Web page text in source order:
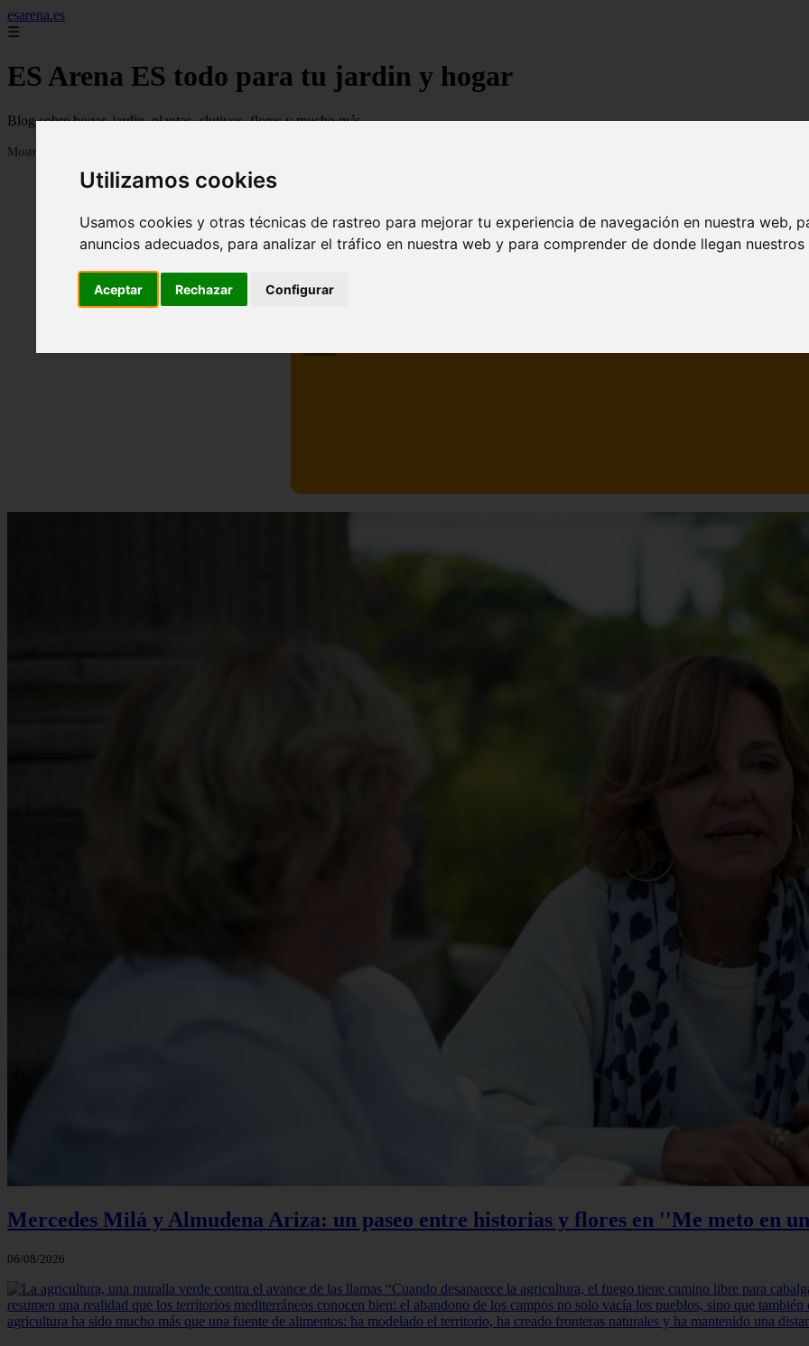
Utilizamos cookies
Usamos cookies y otras técnicas de rastreo para mejorar tu experiencia de navegación en nuestra web,
anuncios adecuados, para analizar el tráfico en nuestra web y para comprender de donde llegan
Aceptar Rechazar Configurar
esarena.es
☰
ES Arena ES todo para tu jardin y hogar
Blog sobre hogar, jardin, plantas, clutivos, flores y mucho más...
Mostrando 1 - 24 de 2121 artículos
Mercedes Milá y Almudena Ariza: un paseo entre historias y flores en ''Me meto en
06/08/2026